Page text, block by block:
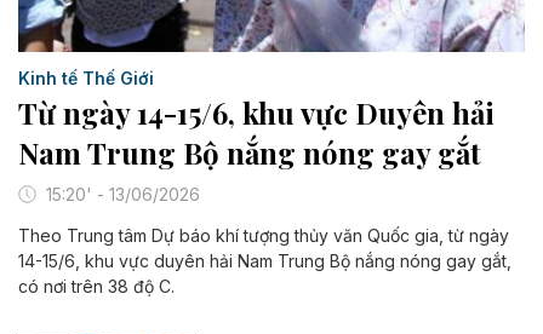
Kinh tế Thế Giới
Từ ngày 14-15/6, khu vực Duyên hải
Nam Trung Bộ nắng nóng gay gắt
15:20' - 13/06/2026
Theo Trung tâm Dự báo khí tượng thủy văn Quốc gia, từ ngày
14-15/6, khu vực duyên hải Nam Trung Bộ nắng nóng gay gắt,
có nơi trên 38 độ C.